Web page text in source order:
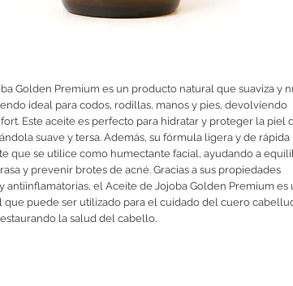
Golden Premium es un producto natural que suaviza y
ideal para codos, rodillas, manos y pies, devolviendo
Este aceite es perfecto para hidratar y proteger la piel
suave y tersa. Además, su fórmula ligera y de rápida
que se utilice como humectante facial, ayudando a
y prevenir brotes de acné. Gracias a sus propiedades
antiinflamatorias, el Aceite de Jojoba Golden Premium es
que puede ser utilizado para el cuidado del cuero
la salud del cabello.